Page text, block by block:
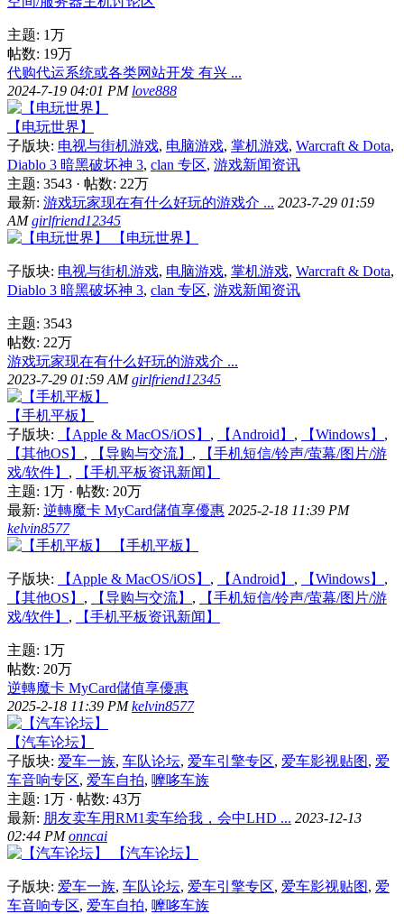
主题: 1万
帖数: 19万
代购代运系统或各类网站开发 有兴 ...
2024-7-19 04:01 PM love888
【电玩世界】
子版块: 电视与街机游戏, 电脑游戏, 掌机游戏, Warcraft & Dota,
Diablo 3 暗黑破坏神 3, clan 专区, 游戏新闻资讯
主题: 3543 · 帖数: 22万
最新: 游戏玩家现在有什么好玩的游戏介 ... 2023-7-29 01:59
AMgirlfriend12345
【电玩世界】
子版块: 电视与街机游戏, 电脑游戏, 掌机游戏, Warcraft & Dota,
Diablo 3 暗黑破坏神 3, clan 专区, 游戏新闻资讯
主题: 3543
帖数: 22万
游戏玩家现在有什么好玩的游戏介 ...
2023-7-29 01:59 AMgirlfriend12345
【手机平板】
子版块:
【Apple & MacOS/iOS】 , 【Android】 , 【Windows】 ,
【其他OS】 , 【导购与交流】 ,
【手机短信/铃声/萤幕/图片/游
戏/软件】 ,
【手机平板资讯新闻】
主题: 1万 · 帖数: 20万
最新: 逆轉魔卡 MyCard儲值享優惠 2025-2-18 11:39 PM
kelvin8577
【手机平板】
子版块: 【Apple & MacOS/iOS】 , 【Android】 , 【Windows】 ,
【其他OS】 , 【导购与交流】 ,
【手机短信/铃声/萤幕/图片/游
戏/软件】 , 【手机平板资讯新闻】
主题: 1万
帖数: 20万
逆轉魔卡 MyCard儲值享優惠
2025-2-18 11:39 PMkelvin8577
【汽车论坛】
子版块: 爱车一族, 车队论坛, 爱车引擎专区, 爱车影视贴图, 爱
车音响专区, 爱车自拍, 嚤哆车族
主题: 1万 · 帖数: 43万
最新: 朋友卖车用RM1卖车给我，会中LHD ... 2023-12-13
02:44 PMonncai
【汽车论坛】
子版块: 爱车一族, 车队论坛, 爱车引擎专区, 爱车影视贴图, 爱
车音响专区, 爱车自拍, 嚤哆车族